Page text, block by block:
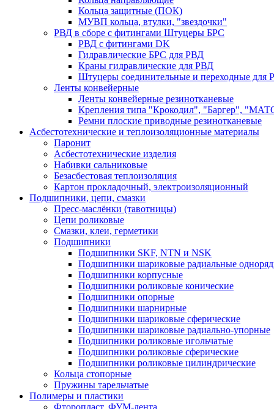
Кольца защитные (ПОК)
МУВП кольца, втулки, "звездочки"
РВД в сборе с фитингами Штуцеры БРС
РВД с фитингами DK
Гидравлические БРС для РВД
Краны гидравлические для РВД
Штуцеры соединительные и переходные для
Ленты конвейерные
Ленты конвейерные резинотканевые
Крепления типа "Крокодил", "Баргер",
Ремни плоские приводные резинотканевые
Асбестотехнические и теплоизоляционные материалы
Паронит
Асбестотехнические изделия
Набивки сальниковые
Безасбестовая теплоизоляция
Картон прокладочный, электроизоляционный
Подшипники, цепи, смазки
Пресс-маслёнки (тавотницы)
Цепи роликовые
Смазки, клеи, герметики
Подшипники
Подшипники SKF, NTN и NSK
Подшипники шариковые радиальные
Подшипники корпусные
Подшипники роликовые конические
Подшипники опорные
Подшипники шарнирные
Подшипники шариковые сферические
Подшипники шариковые радиально-упорные
Подшипники роликовые игольчатые
Подшипники роликовые сферические
Подшипники роликовые цилиндрические
Кольца стопорные
Пружины тарельчатые
Полимеры и пластики
Фторопласт, ФУМ-лента